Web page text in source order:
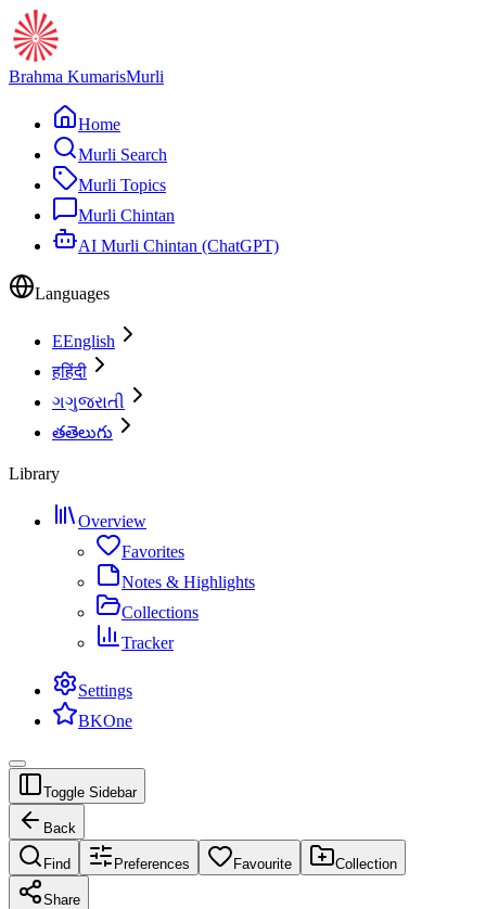
Brahma KumarisMurli
Home
Murli Search
Murli Topics
Murli Chintan
AI Murli Chintan (ChatGPT)
Languages
EEnglish
हहिंदी
ગગુજરાતી
తతెలుగు
Library
Overview
Favorites
Notes & Highlights
Collections
Tracker
Settings
BKOne
Toggle Sidebar
Back
Find Preferences Favourite Collection
Share